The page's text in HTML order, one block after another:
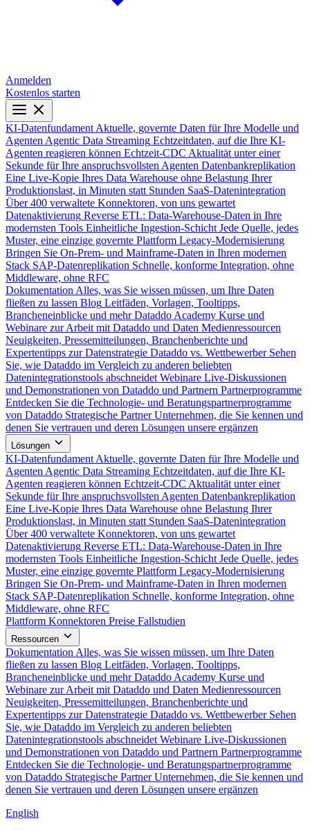
Anmelden
Kostenlos starten
KI-Datenfundament Aktuelle, governte Daten für Ihre Modelle und
Agenten Agentic Data Streaming Echtzeitdaten, auf die Ihre KI-
Agenten reagieren können Echtzeit-CDC Aktualität unter einer
Sekunde für Ihre anspruchsvollsten Agenten Datenbankreplikation
Eine Live-Kopie Ihres Data Warehouse ohne Belastung Ihrer
Produktionslast, in Minuten statt Stunden SaaS-Datenintegration
Über 400 verwaltete Konnektoren, von uns gewartet
Datenaktivierung Reverse ETL: Data-Warehouse-Daten in Ihre
modernsten Tools Einheitliche Ingestion-Schicht Jede Quelle, jedes
Muster, eine einzige governte Plattform Legacy-Modernisierung
Bringen Sie On-Prem- und Mainframe-Daten in Ihren modernen
Stack SAP-Datenreplikation Schnelle, konforme Integration, ohne
Middleware, ohne RFC
Dokumentation Alles, was Sie wissen müssen, um Ihre Daten
fließen zu lassen Blog Leitfäden, Vorlagen, Tooltipps,
Brancheneinblicke und mehr Dataddo Academy Kurse und
Webinare zur Arbeit mit Dataddo und Daten Medienressourcen
Neuigkeiten, Pressemitteilungen, Branchenberichte und
Expertentipps zur Datenstrategie Dataddo vs. Wettbewerber Sehen
Sie, wie Dataddo im Vergleich zu anderen beliebten
Datenintegrationstools abschneidet Webinare Live-Diskussionen
und Demonstrationen von Dataddo und Partnern Partnerprogramme
Entdecken Sie die Technologie- und Beratungspartnerprogramme
von Dataddo Strategische Partner Unternehmen, die Sie kennen und
denen Sie vertrauen und deren Lösungen unsere ergänzen
Lösungen
KI-Datenfundament Aktuelle, governte Daten für Ihre Modelle und
Agenten Agentic Data Streaming Echtzeitdaten, auf die Ihre KI-
Agenten reagieren können Echtzeit-CDC Aktualität unter einer
Sekunde für Ihre anspruchsvollsten Agenten Datenbankreplikation
Eine Live-Kopie Ihres Data Warehouse ohne Belastung Ihrer
Produktionslast, in Minuten statt Stunden SaaS-Datenintegration
Über 400 verwaltete Konnektoren, von uns gewartet
Datenaktivierung Reverse ETL: Data-Warehouse-Daten in Ihre
modernsten Tools Einheitliche Ingestion-Schicht Jede Quelle, jedes
Muster, eine einzige governte Plattform Legacy-Modernisierung
Bringen Sie On-Prem- und Mainframe-Daten in Ihren modernen
Stack SAP-Datenreplikation Schnelle, konforme Integration, ohne
Middleware, ohne RFC
Plattform Konnektoren Preise Fallstudien
Ressourcen
Dokumentation Alles, was Sie wissen müssen, um Ihre Daten
fließen zu lassen Blog Leitfäden, Vorlagen, Tooltipps,
Brancheneinblicke und mehr Dataddo Academy Kurse und
Webinare zur Arbeit mit Dataddo und Daten Medienressourcen
Neuigkeiten, Pressemitteilungen, Branchenberichte und
Expertentipps zur Datenstrategie Dataddo vs. Wettbewerber Sehen
Sie, wie Dataddo im Vergleich zu anderen beliebten
Datenintegrationstools abschneidet Webinare Live-Diskussionen
und Demonstrationen von Dataddo und Partnern Partnerprogramme
Entdecken Sie die Technologie- und Beratungspartnerprogramme
von Dataddo Strategische Partner Unternehmen, die Sie kennen und
denen Sie vertrauen und deren Lösungen unsere ergänzen
English